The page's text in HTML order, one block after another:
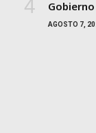
AGOSTO 7,